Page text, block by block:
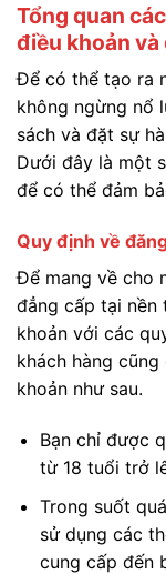
Tổng quan
điều khoản
Để có thể tạo ra
không ngừng nổ
sách và đặt sự
Dưới đây là một
để có thể đảm
Quy định về
Để mang về cho
đẳng cấp tại nền
khoản với các
khách hàng
khoản như sau.
Bạn chỉ được
từ 18 tuổi trở
Trong suốt
sử dụng các
cung cấp đến